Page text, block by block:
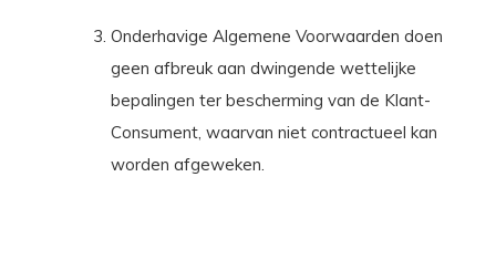
Onderhavige Algemene Voorwaarden doen
geen afbreuk aan dwingende wettelijke
bepalingen ter bescherming van de Klant-
Consument, waarvan niet contractueel kan
worden afgeweken.